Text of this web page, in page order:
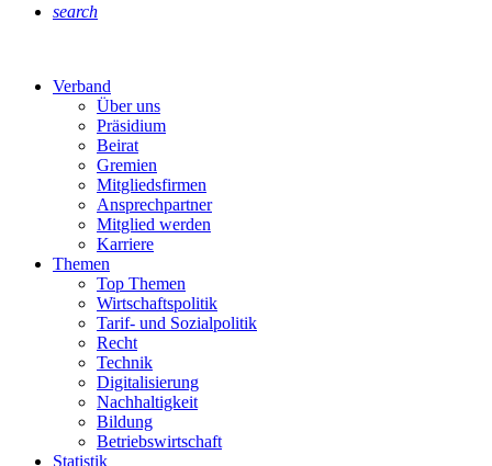
search
Verband
Über uns
Präsidium
Beirat
Gremien
Mitgliedsfirmen
Ansprechpartner
Mitglied werden
Karriere
Themen
Top Themen
Wirtschaftspolitik
Tarif- und Sozialpolitik
Recht
Technik
Digitalisierung
Nachhaltigkeit
Bildung
Betriebswirtschaft
Statistik